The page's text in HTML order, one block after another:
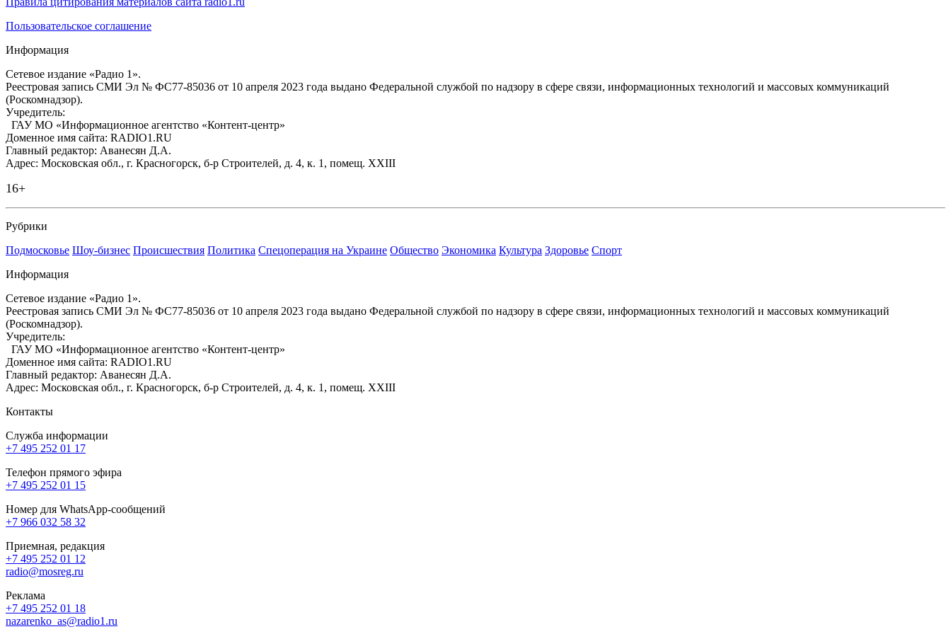
Пользовательское соглашение
Информация
Сетевое издание «Радио 1».
Реестровая запись СМИ Эл № ФС77-85036 от 10 апреля 2023 года выдано Федеральной службой по надзору в сфере связи, информационных технологий и массовых коммуникаций
(Роскомнадзор).
Учредитель:
ГАУ МО «Информационное агентство «Контент-центр»
Доменное имя сайта: RADIO1.RU
Главный редактор: Аванесян Д.А.
Адрес: Московская обл., г. Красногорск, б-р Строителей, д. 4, к. 1, помещ. XXIII
16+
Рубрики
Подмосковье Шоу-бизнес Происшествия Политика Спецоперация на Украине Общество Экономика Культура Здоровье Спорт
Информация
Сетевое издание «Радио 1».
Реестровая запись СМИ Эл № ФС77-85036 от 10 апреля 2023 года выдано Федеральной службой по надзору в сфере связи, информационных технологий и массовых коммуникаций
(Роскомнадзор).
Учредитель:
ГАУ МО «Информационное агентство «Контент-центр»
Доменное имя сайта: RADIO1.RU
Главный редактор: Аванесян Д.А.
Адрес: Московская обл., г. Красногорск, б-р Строителей, д. 4, к. 1, помещ. XXIII
Контакты
Служба информации
+7 495 252 01 17
Телефон прямого эфира
+7 495 252 01 15
Номер для WhatsApp-сообщений
+7 966 032 58 32
Приемная, редакция
+7 495 252 01 12
radio@mosreg.ru
Реклама
+7 495 252 01 18
nazarenko_as@radio1.ru